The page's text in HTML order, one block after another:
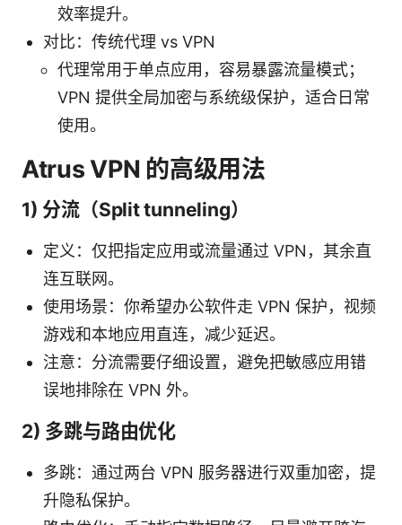
效率提升。
对比：传统代理 vs VPN
代理常用于单点应用，容易暴露流量模式；
VPN 提供全局加密与系统级保护，适合日常
使用。
Atrus VPN 的高级用法
1) 分流（Split tunneling）
定义：仅把指定应用或流量通过 VPN，其余直
连互联网。
使用场景：你希望办公软件走 VPN 保护，视频
游戏和本地应用直连，减少延迟。
注意：分流需要仔细设置，避免把敏感应用错
误地排除在 VPN 外。
2) 多跳与路由优化
多跳：通过两台 VPN 服务器进行双重加密，提
升隐私保护。